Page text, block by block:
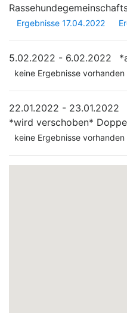
Ergebnisse 17.04.2022
5.02.2022 - 6.02.2022
keine Ergebnisse vorhanden
22.01.2022 - 23.01.2022
*wird verschoben*
keine Ergebnisse vorhanden